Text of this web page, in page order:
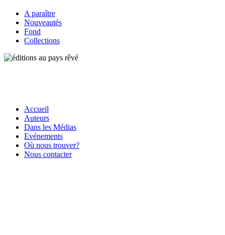
A paraître
Nouveautés
Fond
Collections
Accueil
Auteurs
Dans les Médias
Evénements
Où nous trouver?
Nous contacter